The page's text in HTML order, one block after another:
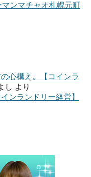
ンマチャオ札幌元町
心構え。【コインラ
し より
ンランドリー経営】